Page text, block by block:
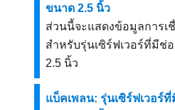
ขนาด 2.5 นิ้ว
ส่วนนี้จะแสดงข้อมูลการเ
สำหรับรุ่นเซิร์ฟเวอร์ที่มีช่
2.5 นิ้ว
แบ็คเพลน: รุ่นเซิร์ฟเวอร์